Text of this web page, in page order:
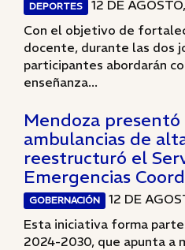
DEPORTES
12 DE
Con el objetivo de
docente, durante las dos
participantes abordarán
enseñanza...
Mendoza presentó
ambulancias de
reestructuró el
Emergencias
GOBERNACIÓN
12 DE
Esta iniciativa forma
2024-2030, que apunta a